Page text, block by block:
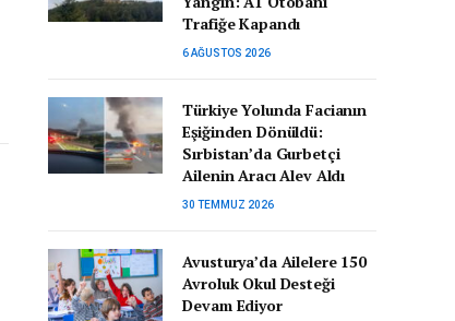
Trafiğe Kapandı
6 AĞUSTOS 2026
Türkiye Yolunda Facianın
Eşiğinden Dönüldü:
Sırbistan’da Gurbetçi
Ailenin Aracı Alev Aldı
30 TEMMUZ 2026
Avusturya’da Ailelere 150
Avroluk Okul Desteği
Devam Ediyor